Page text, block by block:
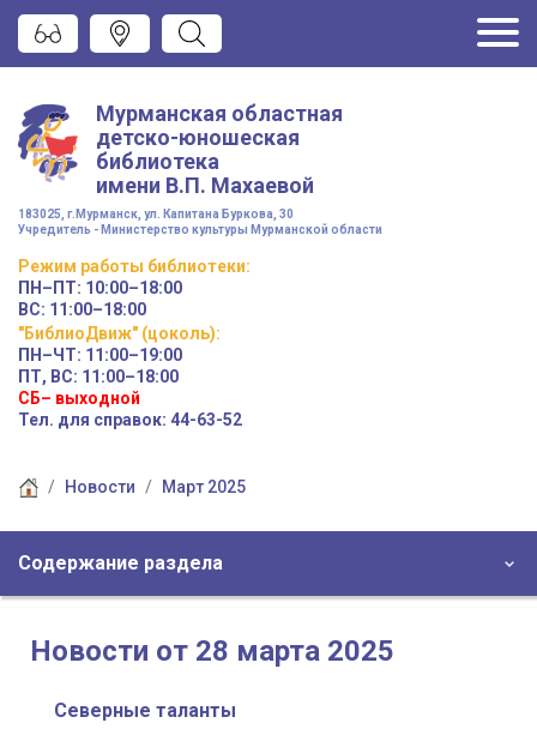
Мурманская областная
детско-юношеская
библиотека
имени В.П. Махаевой
183025, г.Мурманск, ул. Капитана Буркова, 30
Учредитель - Министерство культуры Мурманской области
Режим работы библиотеки:
ПН–ПТ: 10:00–18:00
ВС: 11:00–18:00
"БиблиоДвиж" (цоколь):
ПН–ЧТ: 11:00–19:00
ПТ, ВС: 11:00–18:00
СБ– выходной
Тел. для справок: 44-63-52
Новости Март 2025
Содержание раздела
Новости от 28 марта 2025
Северные таланты